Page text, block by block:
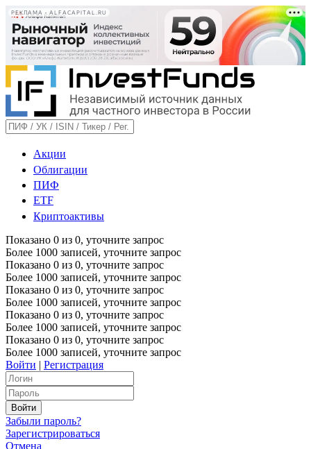
РЕКЛАМА • ALFACAPITAL.RU
Акции
Облигации
ПИФ
ETF
Криптоактивы
Показано 0 из 0, уточните запрос
Более 1000 записей, уточните запрос
Показано 0 из 0, уточните запрос
Более 1000 записей, уточните запрос
Показано 0 из 0, уточните запрос
Более 1000 записей, уточните запрос
Показано 0 из 0, уточните запрос
Более 1000 записей, уточните запрос
Показано 0 из 0, уточните запрос
Более 1000 записей, уточните запрос
Войти | Регистрация
Забыли пароль?
Зарегистрироваться
Отмена